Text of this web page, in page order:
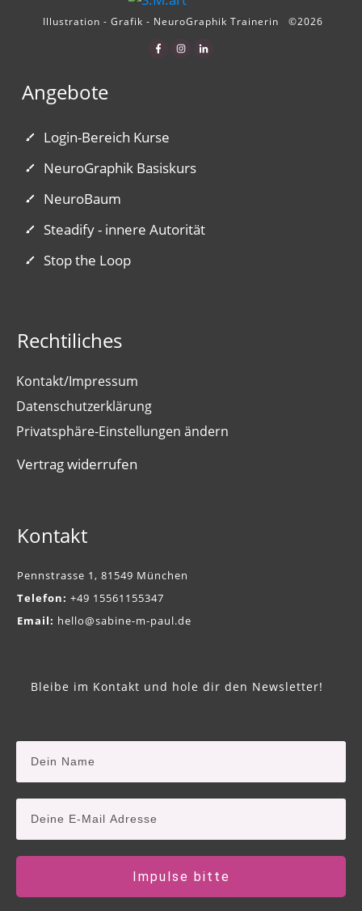
Illustration - Grafik - NeuroGraphik Trainerin ©2026
Angebote
Login-Bereich Kurse
NeuroGraphik Basiskurs
NeuroBaum
Steadify - innere Autorität
Stop the Loop
Rechtiliches
Kontakt/Impressum
Datenschutzerklärung
Privatsphäre-Einstellungen ändern
Vertrag widerrufen
Kontakt
Pennstrasse 1, 81549 München
Telefon: +49 15561155347
Email: hello@sabine-m-paul.de
Bleibe im Kontakt und hole dir den Newsletter!
Impulse bitte